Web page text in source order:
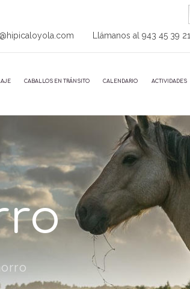
Llámanos al943 45 39 21
CABALLOS EN TRÁNSITO CALENDARIO ACTIVIDADES